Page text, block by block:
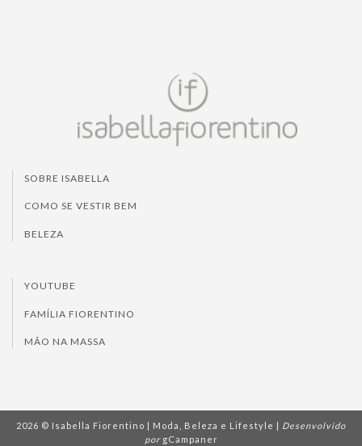
SOBRE ISABELLA
COMO SE VESTIR BEM
BELEZA
YOUTUBE
FAMÍLIA FIORENTINO
MÃO NA MASSA
2026 © Isabella Fiorentino | Moda, Beleza e Lifestyle | Desenvolvido
por gCampaner